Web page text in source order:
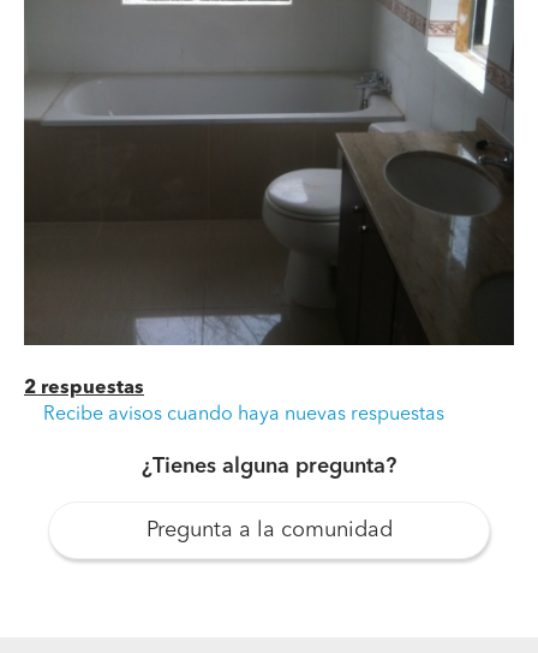
2 respuestas
Recibe avisos cuando haya nuevas respuestas
¿Tienes alguna pregunta?
Pregunta a la comunidad